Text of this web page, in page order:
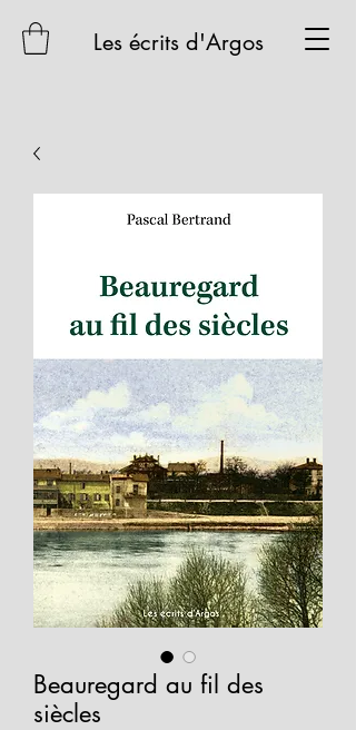
Les écrits d'Argos
Beauregard au fil des
siècles